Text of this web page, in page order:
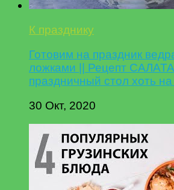
К празднику
Готовим на праздник
ложками || Рецепт
праздничный стол хоть на
30 Окт, 2020